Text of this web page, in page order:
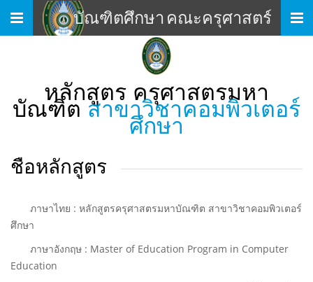
เมนู บัณฑิตศึกษา คณะครุศาสตร์
หลักสูตร ครุศาสตรมหา
บัณฑิต สาขาวิชาคอมพิวเตอร์
ศึกษา
ชื่อหลักสูตร
ภาษาไทย : หลักสูตรครุศาสตรมหาบัณฑิต สาขาวิชาคอมพิวเตอร์
ศึกษา
ภาษาอังกฤษ : Master of Education Program in Computer
Education